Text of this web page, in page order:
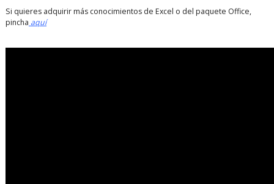
Si quieres adquirir más conocimientos de Excel o del paquete Office,
pincha aquí